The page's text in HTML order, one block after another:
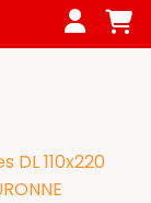
110x220